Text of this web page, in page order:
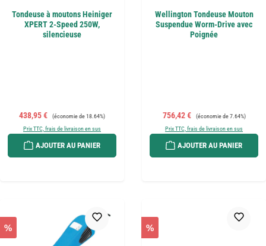
Tondeuse à moutons Heiniger
XPERT 2-Speed 250W,
silencieuse
Prix de vente :
438,95 € Prix régulier :
(économie de 18.64%)
Prix TTC, frais de livraison en sus
AJOUTER AU PANIER
Wellington Tondeuse Mouton
Suspendue Worm-Drive avec
Poignée
Prix de vente :
756,42 € Prix régulier :
(économie de 7.64%)
Prix TTC, frais de livraison en sus
AJOUTER AU PANIER
% %